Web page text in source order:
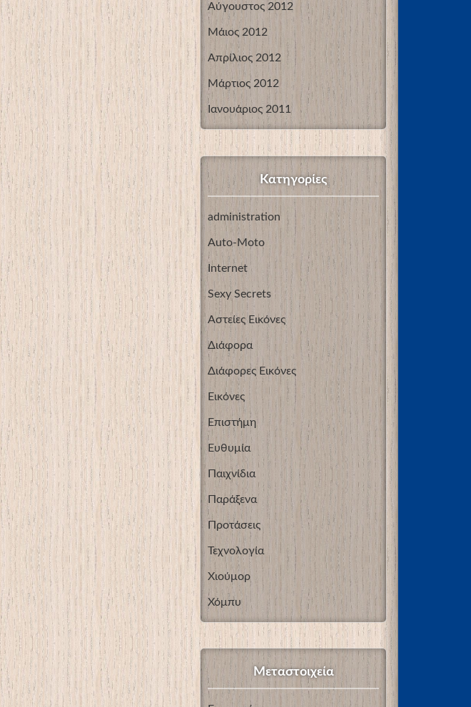
Αύγουστος 2012
Μάιος 2012
Απρίλιος 2012
Μάρτιος 2012
Ιανουάριος 2011
Kατηγορίες
administration
Auto-Moto
Internet
Sexy Secrets
Αστείες Εικόνες
Διάφορα
Διάφορες Εικόνες
Εικόνες
Επιστήμη
Ευθυμία
Παιχνίδια
Παράξενα
Προτάσεις
Τεχνολογία
Χιούμορ
Χόμπυ
Μεταστοιχεία